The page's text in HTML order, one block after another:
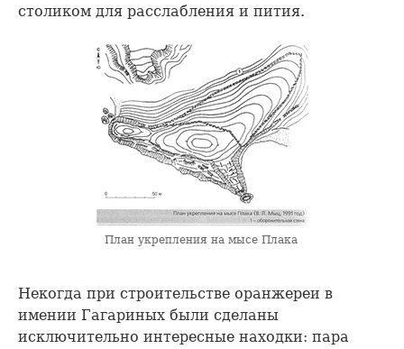
столиком для расслабления и пития.
План укрепления на мысе Плака
Некогда при строительстве оранжереи в
имении Гагариных были сделаны
исключительно интересные находки: пара